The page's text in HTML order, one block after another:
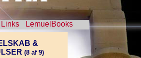
Links LemuelBooks
&
(8 af 9)